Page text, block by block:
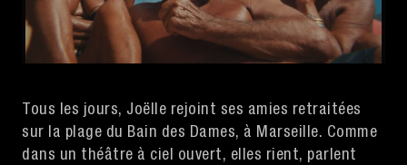
Tous les jours, Joëlle rejoint ses amies retraitées
sur la plage du Bain des Dames, à Marseille. Comme
dans un théâtre à ciel ouvert, elles rient, parlent